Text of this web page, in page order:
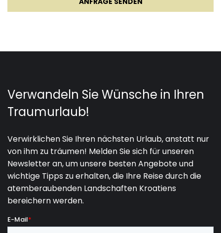
einmal pro Woche gewechselt.
Espresso-Kaffeemaschine Lavazza.
Babybett auf Anfrage erhältlich.
2 gut erzogene Haustiere sind kostenlos willkommen.
* Der Preis beinhaltet den Bootstransport von der